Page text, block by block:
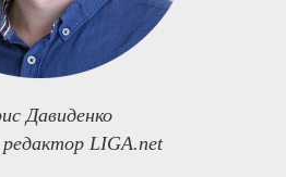
Давиденко
редактор LIGA.net